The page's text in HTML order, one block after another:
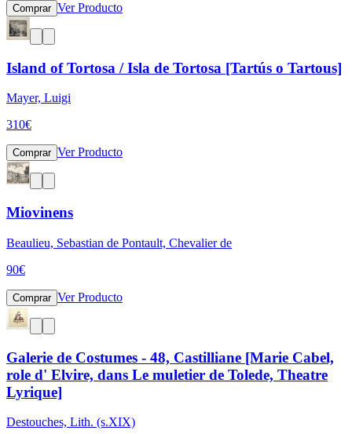
Comprar Ver Producto
Island of Tortosa / Isla de Tortosa [Tartús o Tartous]
Mayer, Luigi
310€
Comprar Ver Producto
Miovinens
Beaulieu, Sebastian de Pontault, Chevalier de
90€
Comprar Ver Producto
Galerie de Costumes - 48, Castilliane [Marie Cabel,
role d' Elvire, dans Le muletier de Tolede, Theatre
Lyrique]
Destouches, Lith. (s.XIX)